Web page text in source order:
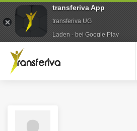
transferiva App
transferiva UG
Laden - bei Google Play